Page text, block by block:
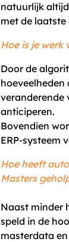
natuurlijk
met de
Hoe is je werk
Door de
veranderende
anticiperen.
Bovendien
ERP-systeem
Hoe heeft
Masters
Naast minder
speld in de
masterdata